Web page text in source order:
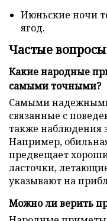
Июньские ночи
ягод.
Частые вопросы
Какие народные
самыми точными?
Самыми
связанные с
также наблюдения
Например,
предвещает
ласточки,
указывают на
Можно ли верить